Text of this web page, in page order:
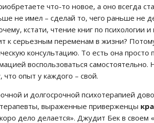
что-то новое, а оно всегда
не имел – сделай то, чего раньше не
кстати, чтение книг по психологии
к серьезным переменам в жизни?
консультацию. То есть она
воспользоваться самостоятельно.
опыт у каждого – свой.
и долгосрочной психотерапией
выраженные приверженцы
дело делается». Джудит Бек в своем